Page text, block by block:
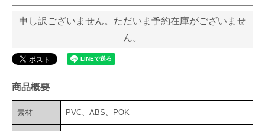
申し訳ございません。ただいま予約在庫がございませ
ん。
商品概要
素材 PVC、ABS、POK